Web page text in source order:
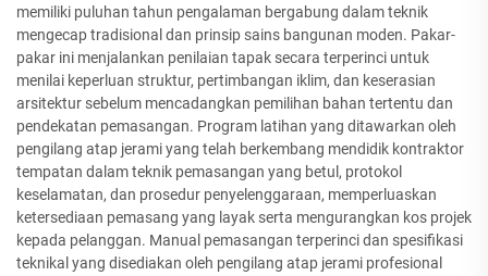
memiliki puluhan tahun pengalaman bergabung dalam teknik
mengecap tradisional dan prinsip sains bangunan moden. Pakar-
pakar ini menjalankan penilaian tapak secara terperinci untuk
menilai keperluan struktur, pertimbangan iklim, dan keserasian
arsitektur sebelum mencadangkan pemilihan bahan tertentu dan
pendekatan pemasangan. Program latihan yang ditawarkan oleh
pengilang atap jerami yang telah berkembang mendidik kontraktor
tempatan dalam teknik pemasangan yang betul, protokol
keselamatan, dan prosedur penyelenggaraan, memperluaskan
ketersediaan pemasang yang layak serta mengurangkan kos projek
kepada pelanggan. Manual pemasangan terperinci dan spesifikasi
teknikal yang disediakan oleh pengilang atap jerami profesional